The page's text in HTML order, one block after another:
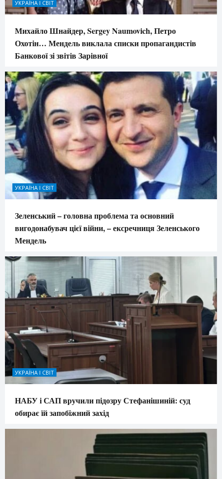
УКРАЇНА І СВІТ
Михайло Шнайдер, Sergey Naumovich, Петро
Охотін… Мендель виклала списки пропагандистів
Банкової зі звітів Зарівної
УКРАЇНА І СВІТ
Зеленський – головна проблема та основний
вигодонабувач цієї війни, – ексречниця Зеленського
Мендель
УКРАЇНА І СВІТ
НАБУ і САП вручили підозру Стефанішиній: суд
обирає їй запобіжний захід